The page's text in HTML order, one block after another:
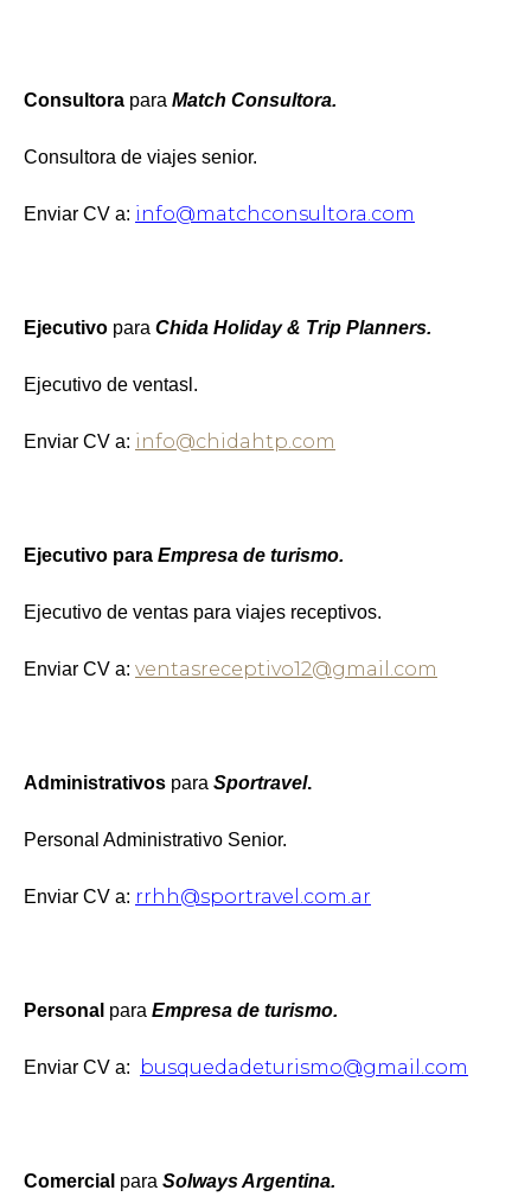
Consultora para Match Consultora.
Consultora de viajes senior.
Enviar CV a: info@matchconsultora.com
Ejecutivo para Chida Holiday & Trip Planners.
Ejecutivo de ventasl.
Enviar CV a: info@chidahtp.com
Ejecutivo para Empresa de turismo.
Ejecutivo de ventas para viajes receptivos.
Enviar CV a: ventasreceptivo12@gmail.com
Administrativos para Sportravel.
Personal Administrativo Senior.
Enviar CV a: rrhh@sportravel.com.ar
Personal para Empresa de turismo.
Enviar CV a: busquedadeturismo@gmail.com
Comercial para Solways Argentina.